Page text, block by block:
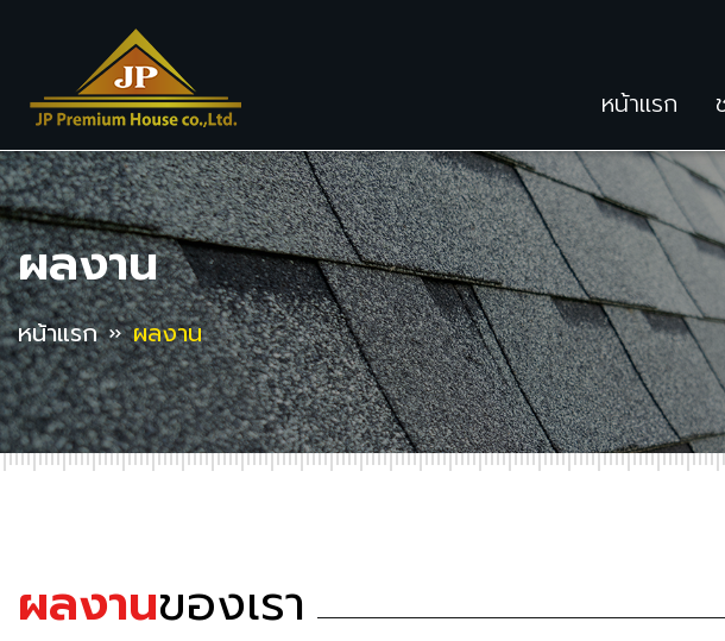
หน้าแรก
ผลงาน
หน้าแรก ผลงาน
ผลงานของเรา